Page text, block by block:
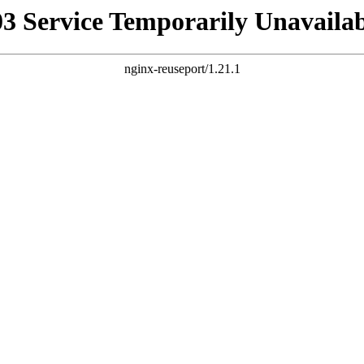
Service Temporarily
nginx-reuseport/1.21.1